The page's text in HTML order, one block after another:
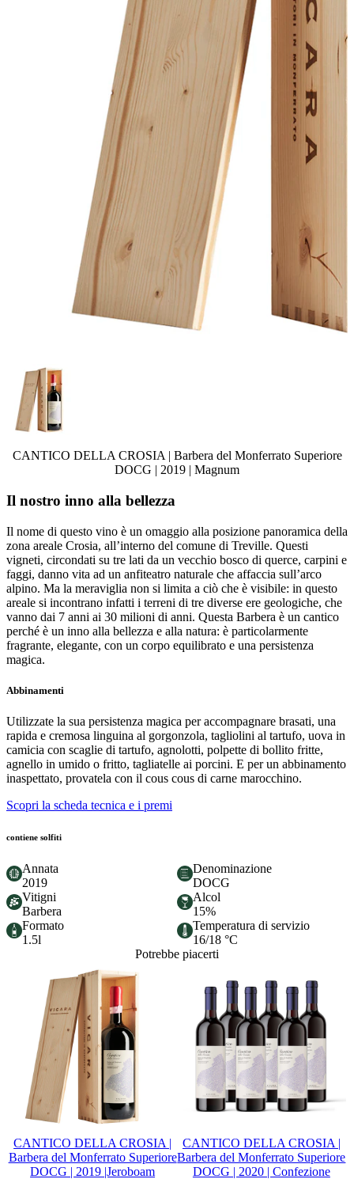
CANTICO DELLA CROSIA | Barbera del Monferrato Superiore
DOCG | 2019 | Magnum
Il nostro inno alla bellezza
Il nome di questo vino è un omaggio alla posizione panoramica della
zona areale Crosia, all’interno del comune di Treville. Questi
vigneti, circondati su tre lati da un vecchio bosco di querce, carpini e
faggi, danno vita ad un anfiteatro naturale che affaccia sull’arco
alpino. Ma la meraviglia non si limita a ciò che è visibile: in questo
areale si incontrano infatti i terreni di tre diverse ere geologiche, che
vanno dai 7 anni ai 30 milioni di anni. Questa Barbera è un cantico
perché è un inno alla bellezza e alla natura: è particolarmente
fragrante, elegante, con un corpo equilibrato e una persistenza
magica.
Abbinamenti
Utilizzate la sua persistenza magica per accompagnare brasati, una
rapida e cremosa linguina al gorgonzola, tagliolini al tartufo, uova in
camicia con scaglie di tartufo, agnolotti, polpette di bollito fritte,
agnello in umido o fritto, tagliatelle ai porcini. E per un abbinamento
inaspettato, provatela con il cous cous di carne marocchino.
Scopri la scheda tecnica e i premi
contiene solfiti
Annata
2019
Denominazione
DOCG
Vitigni
Barbera
Alcol
15%
Formato
1.5l
Temperatura di servizio
16/18 °C
Potrebbe piacerti
CANTICO DELLA CROSIA |
Barbera del Monferrato Superiore
DOCG | 2019 |Jeroboam
CANTICO DELLA CROSIA |
Barbera del Monferrato Superiore
DOCG | 2020 | Confezione